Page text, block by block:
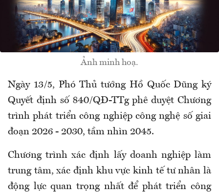
Ảnh minh hoạ.
Ngày 13/5, Phó Thủ tướng Hồ Quốc Dũng ký
Quyết định số 840/QĐ-TTg phê duyệt Chương
trình phát triển công nghiệp công nghệ số giai
đoạn 2026 - 2030, tầm nhìn 2045.
Chương trình xác định lấy doanh nghiệp làm
trung tâm, xác định khu vực kinh tế tư nhân là
động lực quan trọng nhất để phát triển công